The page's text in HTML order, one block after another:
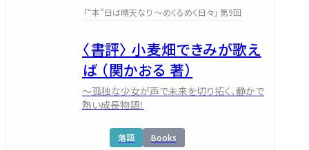
「“本”日は晴天なり ～めくるめく日々」 第9回
〈書評〉 小麦畑できみが歌え
ば （関かおる 著）
～孤独な少女が声で未来を切り拓く、静かで
熱い成長物語！
落語 Books